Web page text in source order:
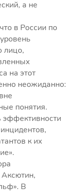
а не
в России по
лицо,
на этот
неожиданно:
понятия.
эффективности
к их
В